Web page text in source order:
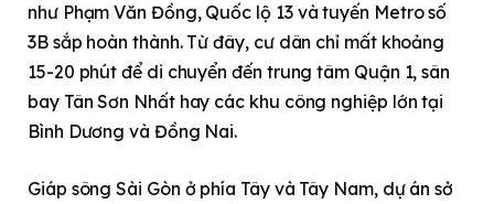
như Phạm Văn Đồng, Quốc lộ 13 và tuyến Metro số
3B sắp hoàn thành. Từ đây, cư dân chỉ mất khoảng
15-20 phút để di chuyển đến trung tâm Quận 1, sân
bay Tân Sơn Nhất hay các khu công nghiệp lớn tại
Bình Dương và Đồng Nai.
Giáp sông Sài Gòn ở phía Tây và Tây Nam, dự án sở